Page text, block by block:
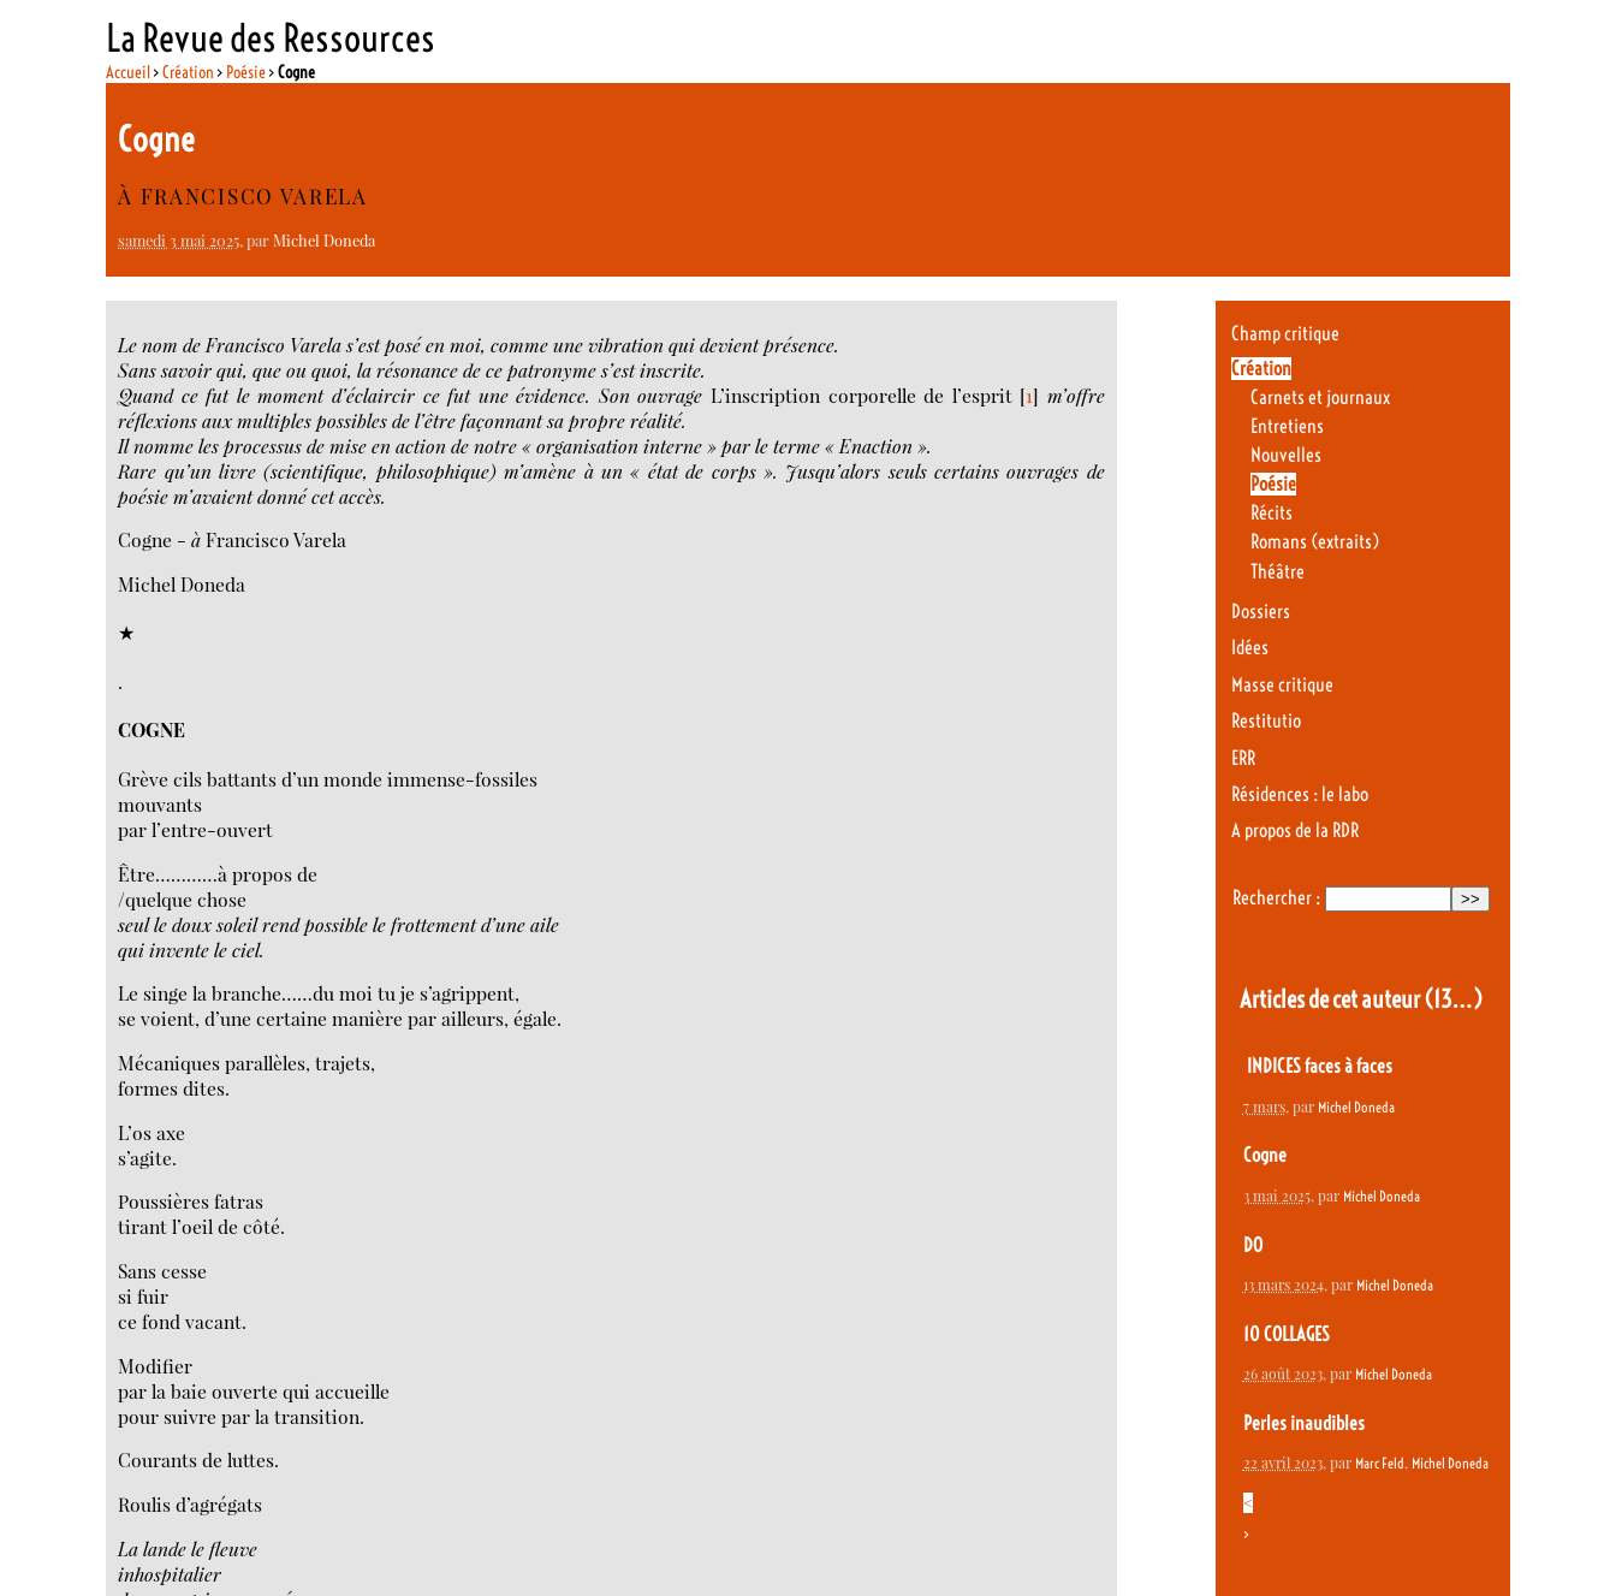
La Revue des Ressources
Accueil>Création > Poésie>Cogne
Cogne
À FRANCISCO VARELA
samedi 3 mai 2025, parMichel Doneda
Le nom de Francisco Varela s’est posé en moi, comme une vibration qui devient présence.
Sans savoir qui, que ou quoi, la résonance de ce patronyme s’est inscrite.
Quand ce fut le moment d’éclaircir ce fut une évidence. Son ouvrageL’inscription corporelle de l’esprit[1] m’offre
réflexions aux multiples possibles de l’être façonnant sa propre réalité.
Il nomme les processus de mise en action de notre « organisation interne » par le terme « Enaction ».
Rare qu’un livre (scientifique, philosophique) m’amène à un « état de corps ». Jusqu’alors seuls certains ouvrages de
poésie m’avaient donné cet accès.
Cogne -àFrancisco Varela
Michel Doneda
★
.
COGNE
Grève cils battants d’un monde immense-fossiles
mouvants
par l’entre-ouvert
Être…………à propos de
/quelque chose
seul le doux soleil rend possible le frottement d’une aile
qui invente le ciel.
Le singe la branche……du moi tu je s’agrippent,
se voient, d’une certaine manière par ailleurs, égale.
Mécaniques parallèles, trajets,
formes dites.
L’os axe
s’agite.
Poussières fatras
tirant l’oeil de côté.
Sans cesse
si fuir
ce fond vacant.
Modifier
par la baie ouverte qui accueille
pour suivre par la transition.
Courants de luttes.
Roulis d’agrégats
La lande le fleuve
inhospitalier
Champ critique
Création
Carnets et journaux
Entretiens
Nouvelles
Poésie
Récits
Romans (extraits)
Théâtre
Dossiers
Idées
Masse critique
Restitutio
ERR
Résidences : le labo
A propos de la RDR
Rechercher :
Articles de cet auteur(13…)
INDICES faces à faces
7 mars, par Michel Doneda
Cogne
3 mai 2025, par Michel Doneda
DO
13 mars 2024, par Michel Doneda
10 COLLAGES
26 août 2023, par Michel Doneda
Perles inaudibles
22 avril 2023, par Marc Feld, Michel Doneda
<
>